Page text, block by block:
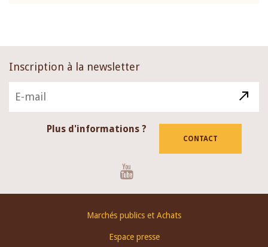
Inscription à la newsletter
Plus d'informations ?
CONTACT
Marchés publics et Achats
Espace presse